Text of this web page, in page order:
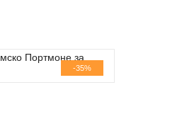
-35%